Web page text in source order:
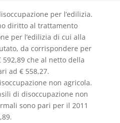
per l’edilizia.
diritto al trattamento
per l’edilizia di cui alla
da corrispondere per
592,89 che al netto della
ad € 558,27.
non agricola.
di disoccupazione non
sono pari per il 2011